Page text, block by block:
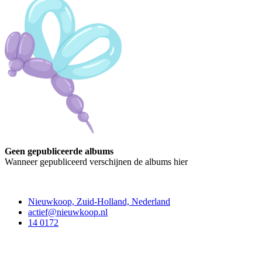
Geen gepubliceerde albums
Wanneer gepubliceerd verschijnen de albums hier
Nieuwkoop, Zuid-Holland, Nederland
actief@nieuwkoop.nl
14 0172